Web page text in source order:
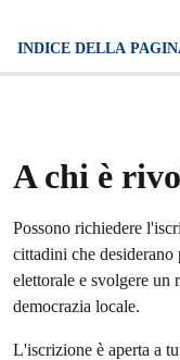
INDICE DELLA
A chi è
Possono richiedere
cittadini che desiderano
elettorale e svolgere un
democrazia locale.
L'iscrizione è aperta a